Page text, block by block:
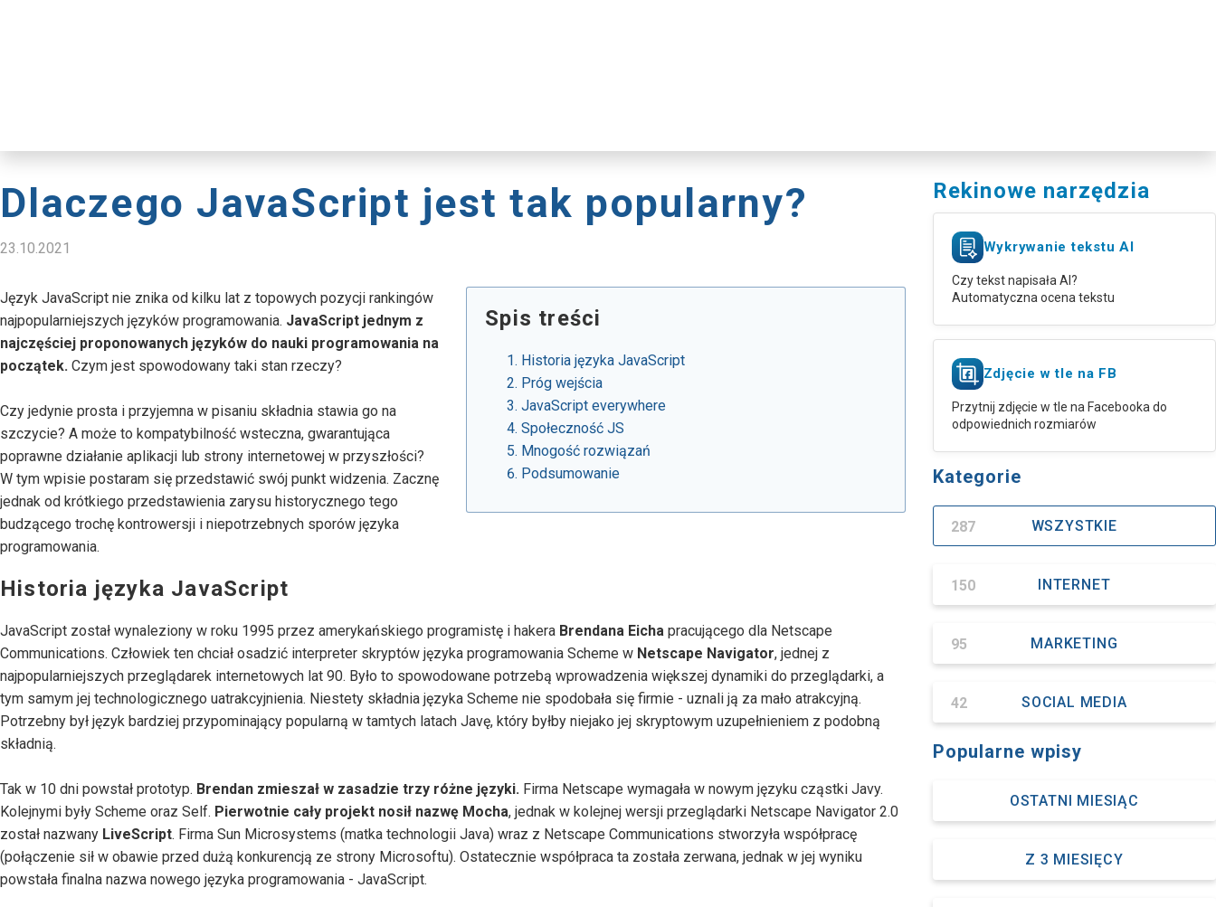
Dlaczego JavaScript jest tak popularny?
23.10.2021
Język JavaScript nie znika od kilku lat z topowych pozycji rankingów
najpopularniejszych języków programowania. JavaScript jednym z
najczęściej proponowanych języków do nauki programowania na
początek. Czym jest spowodowany taki stan rzeczy?
Czy jedynie prosta i przyjemna w pisaniu składnia stawia go na
szczycie? A może to kompatybilność wsteczna, gwarantująca
poprawne działanie aplikacji lub strony internetowej w przyszłości?
W tym wpisie postaram się przedstawić swój punkt widzenia. Zacznę
jednak od krótkiego przedstawienia zarysu historycznego tego
budzącego trochę kontrowersji i niepotrzebnych sporów języka
programowania.
Spis treści
Historia języka JavaScript
Próg wejścia
JavaScript everywhere
Społeczność JS
Mnogość rozwiązań
Podsumowanie
Historia języka JavaScript
JavaScript został wynaleziony w roku 1995 przez amerykańskiego programistę i hakera Brendana Eicha pracującego dla Netscape
Communications. Człowiek ten chciał osadzić interpreter skryptów języka programowania Scheme w Netscape Navigator, jednej z
najpopularniejszych przeglądarek internetowych lat 90. Było to spowodowane potrzebą wprowadzenia większej dynamiki do przeglądarki, a
tym samym jej technologicznego uatrakcyjnienia. Niestety składnia języka Scheme nie spodobała się firmie - uznali ją za mało atrakcyjną.
Potrzebny był język bardziej przypominający popularną w tamtych latach Javę, który byłby niejako jej skryptowym uzupełnieniem z podobną
składnią.
Tak w 10 dni powstał prototyp. Brendan zmieszał w zasadzie trzy różne języki. Firma Netscape wymagała w nowym języku cząstki Javy.
Kolejnymi były Scheme oraz Self. Pierwotnie cały projekt nosił nazwę Mocha, jednak w kolejnej wersji przeglądarki Netscape Navigator 2.0
został nazwany LiveScript. Firma Sun Microsystems (matka technologii Java) wraz z Netscape Communications stworzyła współpracę
(połączenie sił w obawie przed dużą konkurencją ze strony Microsoftu). Ostatecznie współpraca ta została zerwana, jednak w jej wyniku
powstała finalna nazwa nowego języka programowania - JavaScript.
Rekinowe narzędzia
Wykrywanie tekstu AI
Czy tekst napisała AI?
Automatyczna ocena tekstu
Zdjęcie w tle na FB
Przytnij zdjęcie w tle na Facebooka do
odpowiednich rozmiarów
Kategorie
WSZYSTKIE
287
INTERNET
150
MARKETING
95
SOCIAL MEDIA
42
Popularne wpisy
OSTATNI MIESIĄC
Z 3 MIESIĘCY